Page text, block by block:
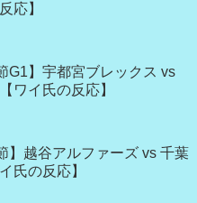
応】
G1】宇都宮ブレックス vs
ワイ氏の反応】
】越谷アルファーズ vs 千葉
氏の反応】